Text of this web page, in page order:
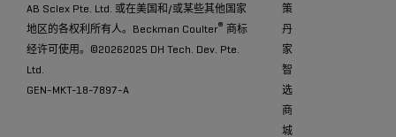
AB Sciex Pte. Ltd. 或在美国和/或某些其他国家
地区的各权利所有人。Beckman Coulter® 商标
经许可使用。©20262025 DH Tech. Dev. Pte.
Ltd.
GEN-MKT-18-7897-A
策
丹
家
智
选
商
城